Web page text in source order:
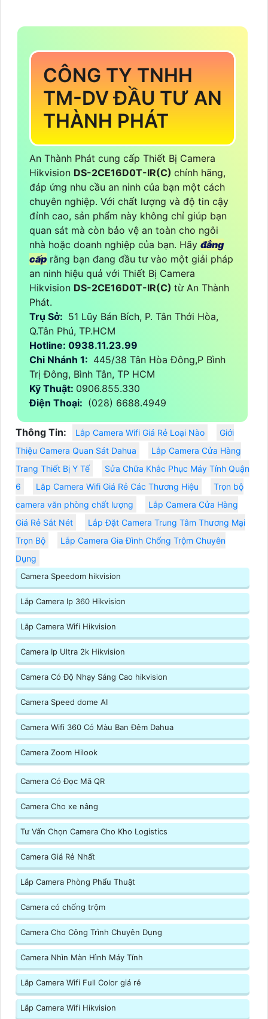
CÔNG TY TNHH
TM-DV ĐẦU TƯ AN
THÀNH PHÁT
An Thành Phát cung cấp Thiết Bị Camera
Hikvision DS-2CE16D0T-IR(C) chính hãng,
đáp ứng nhu cầu an ninh của bạn một cách
chuyên nghiệp. Với chất lượng và độ tin cậy
đỉnh cao, sản phẩm này không chỉ giúp bạn
quan sát mà còn bảo vệ an toàn cho ngôi
nhà hoặc doanh nghiệp của bạn. Hãy đẳng
cấp rằng bạn đang đầu tư vào một giải pháp
an ninh hiệu quả với Thiết Bị Camera
Hikvision DS-2CE16D0T-IR(C) từ An Thành
Phát.
Trụ Sở: 51 Lũy Bán Bích, P. Tân Thới Hòa,
Q.Tân Phú, TP.HCM
Hotline: 0938.11.23.99
Chi Nhánh 1: 445/38 Tân Hòa Đông,P Bình
Trị Đông, Bình Tân, TP HCM
Kỹ Thuật: 0906.855.330
Điện Thoại: (028) 6688.4949
Thông Tin: Lắp Camera Wifi Giá Rẻ Loại Nào
Giới
Thiệu Camera Quan Sát Dahua
Lắp Camera Cửa Hàng
Trang Thiết Bị Y Tế
Sửa Chữa Khắc Phục Máy Tính Quận
6
Lăp Camera Wifi Giá Rẻ Các Thương Hiệu
Trọn bộ
camera văn phòng chất lượng
Lắp Camera Cửa Hàng
Giá Rẻ Sắt Nét
Lắp Đặt Camera Trung Tâm Thương Mại
Trọn Bộ
Lắp Camera Gia Đình Chống Trộm Chuyên
Dụng
Camera Speedom hikvision
Lắp Camera Ip 360 Hikvision
Lắp Camera Wifi Hikvision
Camera Ip Ultra 2k Hikvision
Camera Có Độ Nhạy Sáng Cao hikvision
Camera Speed dome AI
Camera Wifi 360 Có Màu Ban Đêm Dahua
Camera Zoom Hilook
Camera Có Đọc Mã QR
Camera Cho xe nâng
Tư Vấn Chọn Camera Cho Kho Logistics
Camera Giá Rẻ Nhất
Lắp Camera Phòng Phẩu Thuật
Camera có chống trộm
Camera Cho Công Trình Chuyên Dụng
Camera Nhìn Màn Hình Máy Tính
Lắp Camera Wifi Full Color giá rẻ
Lắp Camera Wifi Hikvision